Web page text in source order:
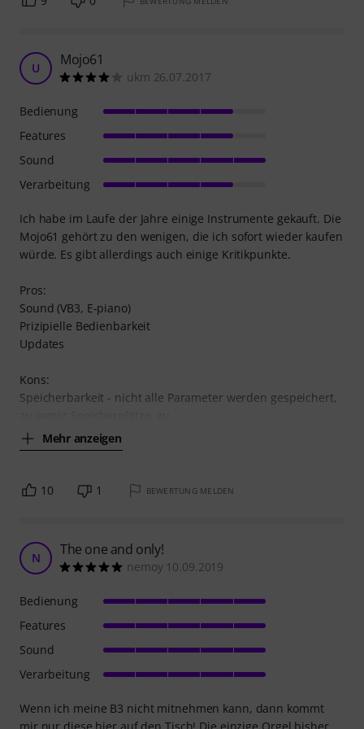
U Mojo61
ukm 26.07.2017
Ich habe im Laufe der Jahre einige Instrumente gekauft. Die
Mojo61 gehört zu den wenigen, die ich sofort wieder kaufen
würde. Es gibt allerdings auch einige Kritikpunkte.
Pros:
Sound (VB3, E-piano)
Prizipielle Bedienbarkeit
Updates
Kons:
Speicherbarkeit - nicht alle Parameter werden gespeichert,
Mehr anzeigen
Bedienung
Features
Sound
Verarbeitung
10 1 BEWERTUNG MELDEN
N The one and only!
nemoy 10.09.2019
Wenn ich meine B3 nicht mitnehmen kann, dann kommt
mir nur diese hier auf den Tisch! Die einzige Orgel bisher,
Bedienung
Features
Sound
Verarbeitung